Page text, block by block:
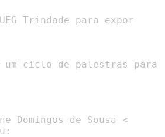
Domingos de Sousa <